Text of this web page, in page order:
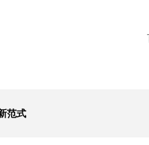
范式